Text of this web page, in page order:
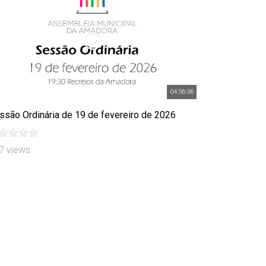
04:36:36
Ordinária de 19 de fevereiro de 2026
views